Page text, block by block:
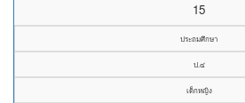
15
ประถมศึกษา
ป.๔
เด็กหญิง